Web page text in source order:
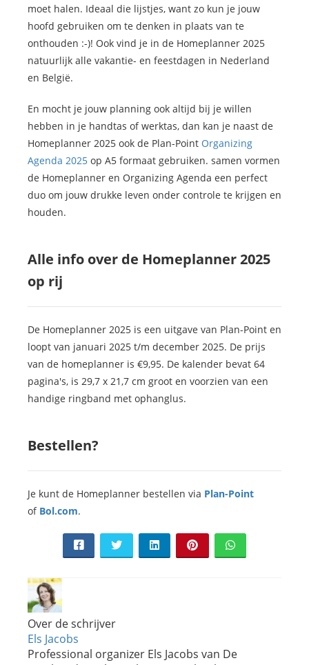
moet halen. Ideaal die lijstjes, want zo kun je jouw
hoofd gebruiken om te denken in plaats van te
onthouden :-)! Ook vind je in de Homeplanner 2025
natuurlijk alle vakantie- en feestdagen in Nederland
en België.
En mocht je jouw planning ook altijd bij je willen
hebben in je handtas of werktas, dan kan je naast de
Homeplanner 2025 ook de Plan-Point Organizing
Agenda 2025 op A5 formaat gebruiken. samen vormen
de Homeplanner en Organizing Agenda een perfect
duo om jouw drukke leven onder controle te krijgen en
houden.
Alle info over de Homeplanner 2025
op rij
De Homeplanner 2025 is een uitgave van Plan-Point en
loopt van januari 2025 t/m december 2025. De prijs
van de homeplanner is €9,95. De kalender bevat 64
pagina's, is 29,7 x 21,7 cm groot en voorzien van een
handige ringband met ophanglus.
Bestellen?
Je kunt de Homeplanner bestellen via Plan-Point
of Bol.com.
Over de schrijver
Els Jacobs
Professional organizer Els Jacobs van De